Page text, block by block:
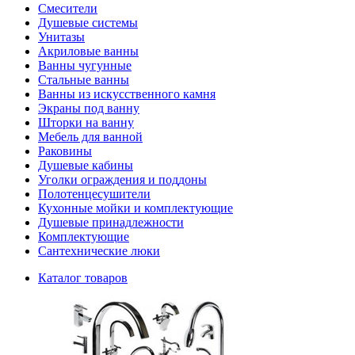
Смесители
Душевые системы
Унитазы
Акриловые ванны
Ванны чугунные
Стальные ванны
Ванны из искусственного камня
Экраны под ванну
Шторки на ванну
Мебель для ванной
Раковины
Душевые кабины
Уголки ограждения и поддоны
Полотенцесушители
Кухонные мойки и комплектующие
Душевые принадлежности
Комплектующие
Сантехнические люки
Каталог товаров